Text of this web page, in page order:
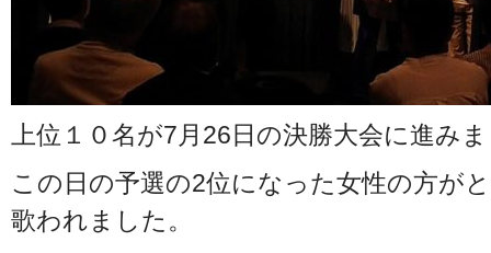
上位１０名が7月26日の決勝大会に進み
この日の予選の2位になった女性の方が
歌われました。